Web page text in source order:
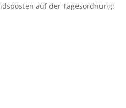
auf der Tagesordnung: